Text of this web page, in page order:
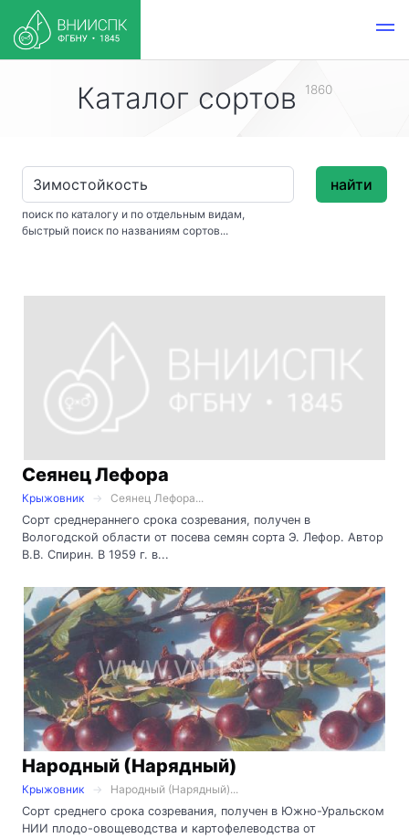
Каталог сортов 1860
поиск по каталогу и по отдельным видам,
быстрый поиск по названиям сортов...
найти
Сеянец Лефора
Крыжовник
Сеянец Лефора...
Сорт среднераннего срока созревания, получен в
Вологодской области от посева семян сорта Э. Лефор. Автор
В.В. Спирин. В 1959 г. в...
Народный (Нарядный)
Крыжовник
Народный (Нарядный)...
Сорт среднего срока созревания, получен в Южно-Уральском
НИИ плодо-овощеводства и картофелеводства от